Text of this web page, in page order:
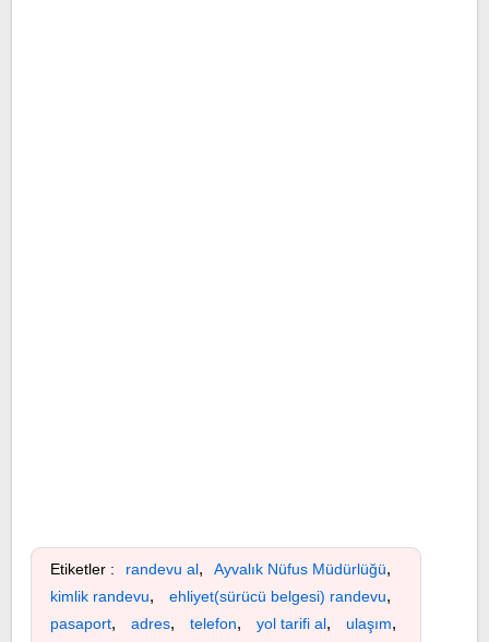
Etiketler : randevu al, Ayvalık Nüfus Müdürlüğü,
kimlik randevu, ehliyet(sürücü belgesi) randevu,
pasaport, adres, telefon, yol tarifi al, ulaşım,